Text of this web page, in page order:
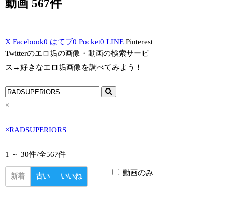
動画 567件
X Facebook0 はてブ0 Pocket0 LINE Pinterest
Twitterのエロ垢の画像・動画の検索サービ
ス→好きなエロ垢画像を調べてみよう！
×
×RADSUPERIORS
1 ～ 30件/全567件
新着 古い いいね 動画のみ